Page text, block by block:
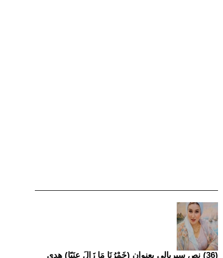
(36) نص سيريالي بعنوان (خَمْرُنَا مَا زَالَ عِنَبًا) هدى